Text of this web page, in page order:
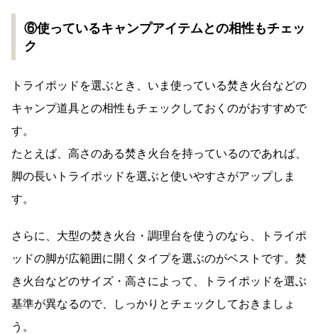
⑥使っているキャンプアイテムとの相性もチェッ
ク
トライポッドを選ぶとき、いま使っている焚き火台などの
キャンプ道具との相性もチェックしておくのがおすすめで
す。
たとえば、高さのある焚き火台を持っているのであれば、
脚の長いトライポッドを選ぶと使いやすさがアップしま
す。
さらに、大型の焚き火台・調理台を使うのなら、トライポ
ッドの脚が広範囲に開くタイプを選ぶのがベストです。焚
き火台などのサイズ・高さによって、トライポッドを選ぶ
基準が異なるので、しっかりとチェックしておきましょ
う。